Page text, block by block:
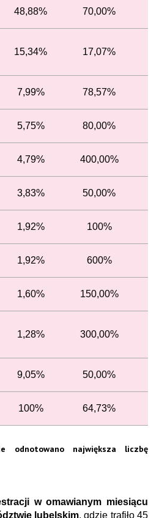
48,88% 70,00%
15,34% 17,07%
7,99% 78,57%
5,75% 80,00%
4,79% 400,00%
3,83% 50,00%
1,92% 100%
1,92% 600%
1,60% 150,00%
1,28% 300,00%
9,05% 50,00%
100% 64,73%
odnotowano największa liczbę
w omawianym miesiącu
lubelskim, gdzie trafiło 45